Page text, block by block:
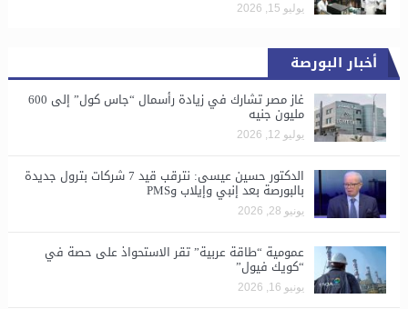
يوليو 15, 2026
أخبار البورصة
غاز مصر تشارك في زيادة رأسمال “جاس كول” إلى 600
مليون جنيه
يوليو 12, 2026
الدكتور حسين عيسى: نترقب قيد 7 شركات بترول جديدة
بالبورصة بعد إنبي وإيلاب وPMS
يونيو 28, 2026
​عمومية “طاقة عربية” تقر الاستحواذ على حصة في
“كويك فيول”
يونيو 16, 2026